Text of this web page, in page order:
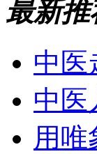
最新推
中医
中医
用唯